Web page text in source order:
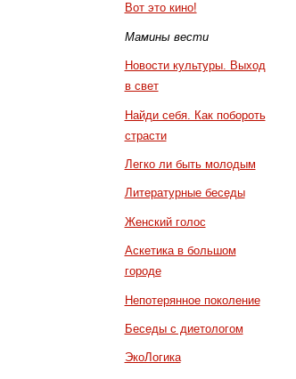
Вот это кино!
Мамины вести
Новости культуры. Выход
в свет
Найди себя. Как побороть
страсти
Легко ли быть молодым
Литературные беседы
Женский голос
Аскетика в большом
городе
Непотерянное поколение
Беседы с диетологом
ЭкоЛогика